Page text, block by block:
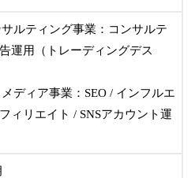
ルティング事業：コンサルテ
運用（トレーディングデス
ディア事業：SEO / インフルエ
ィリエイト / SNSアカウント運